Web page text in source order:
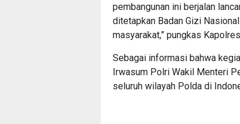
pembangunan ini berjalan
ditetapkan Badan Gizi
masyarakat,” pungkas
Sebagai informasi bahwa
Irwasum Polri Wakil Menteri
seluruh wilayah Polda di